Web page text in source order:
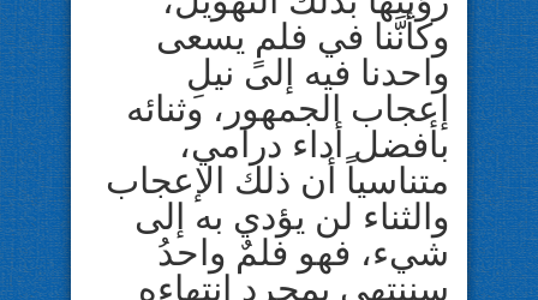
وكأنَّنا في فلمٍ يسعى
واحدنا فيه إلى نيلِ
إعجاب الجمهور، وثنائه
بأفضل أداء درامي،
متناسياً أن ذلك الإعجاب
والثناء لن يؤدي به إلى
شيء، فهو فلمٌ واحدُ
سننتهي بمجرد انتهاءه